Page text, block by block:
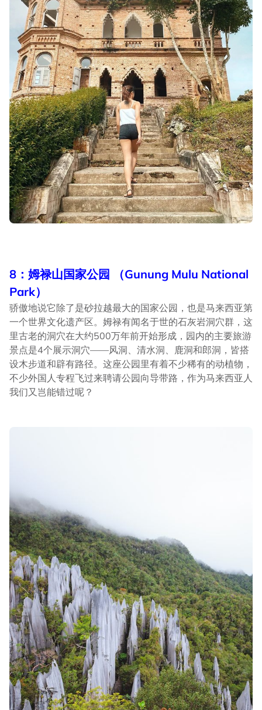
8：姆禄山国家公园 （Gunung Mulu National
Park）
骄傲地说它除了是砂拉越最大的国家公园，也是马来西亚第
一个世界文化遗产区。姆禄有闻名于世的石灰岩洞穴群，这
里古老的洞穴在大约500万年前开始形成，园内的主要旅游
景点是4个展示洞穴——风洞、清水洞、鹿洞和郎洞，皆搭
设木步道和辟有路径。这座公园里有着不少稀有的动植物，
不少外国人专程飞过来聘请公园向导带路，作为马来西亚人
我们又岂能错过呢？